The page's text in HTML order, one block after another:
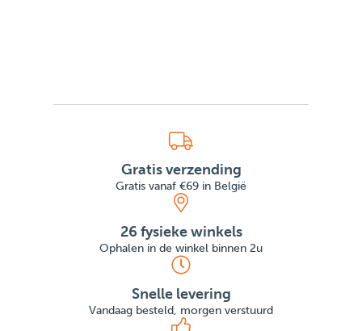
Gratis verzending
Gratis vanaf €69 in België
26 fysieke winkels
Ophalen in de winkel binnen 2u
Snelle levering
Vandaag besteld, morgen verstuurd